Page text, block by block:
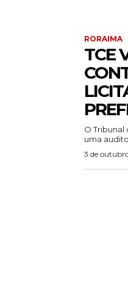
RORAIMA
TCE
O Tribunal
uma
3 de